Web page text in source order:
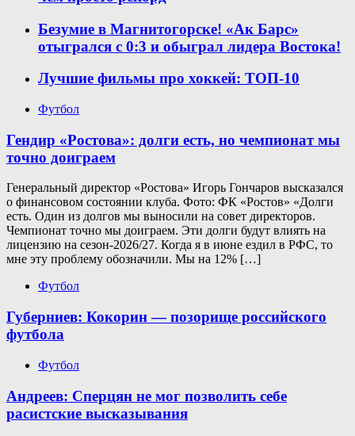
Безумие в Магнитогорске! «Ак Барс»
отыгрался с 0:3 и обыграл лидера Востока!
Лучшие фильмы про хоккей: ТОП-10
Футбол
Гендир «Ростова»: долги есть, но чемпионат мы
точно доиграем
Генеральный директор «Ростова» Игорь Гончаров высказался
о финансовом состоянии клуба. Фото: ФК «Ростов» «Долги
есть. Один из долгов мы выносили на совет директоров.
Чемпионат точно мы доиграем. Эти долги будут влиять на
лицензию на сезон-2026/27. Когда я в июне ездил в РФС, то
мне эту проблему обозначили. Мы на 12% […]
Футбол
Губерниев: Кокорин — позорище российского
футбола
Футбол
Андреев: Сперцян не мог позволить себе
расистские высказывания